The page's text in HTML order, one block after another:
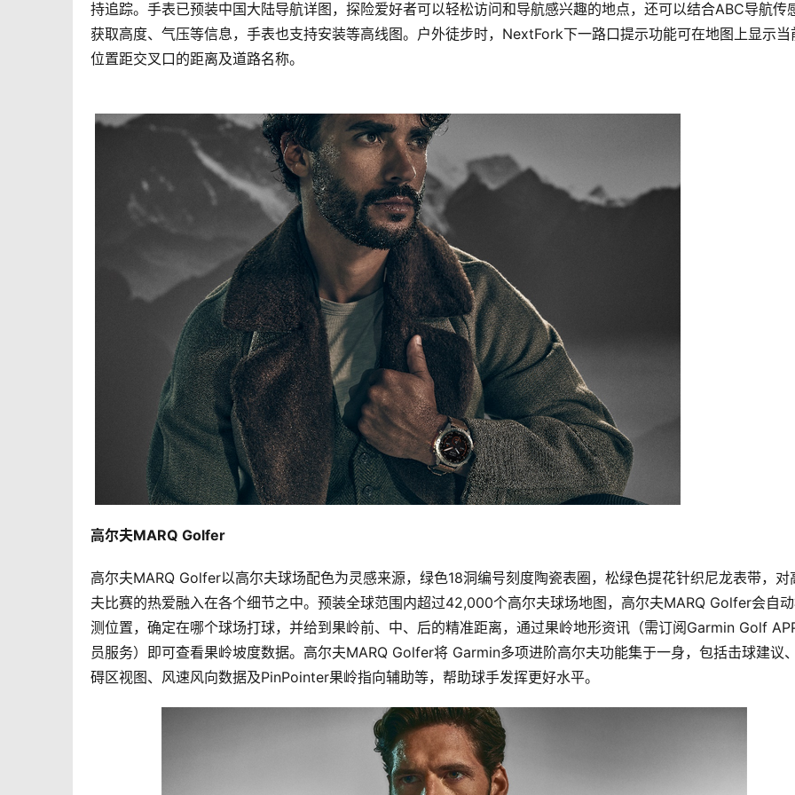
持追踪。手表已预装中国大陆导航详图，探险爱好者可以轻松访问和导航感兴趣的地点，还可以结合ABC导航传
获取高度、气压等信息，手表也支持安装等高线图。户外徒步时，NextFork下一路口提示功能可在地图上显示当
位置距交叉口的距离及道路名称。
高尔夫MARQ Golfer
高尔夫MARQ Golfer以高尔夫球场配色为灵感来源，绿色18洞编号刻度陶瓷表圈，松绿色提花针织尼龙表带，对
夫比赛的热爱融入在各个细节之中。预装全球范围内超过42,000个高尔夫球场地图，高尔夫MARQ Golfer会自
测位置，确定在哪个球场打球，并给到果岭前、中、后的精准距离，通过果岭地形资讯（需订阅Garmin Golf
员服务）即可查看果岭坡度数据。高尔夫MARQ Golfer将 Garmin多项进阶高尔夫功能集于一身，包括击球建议
碍区视图、风速风向数据及PinPointer果岭指向辅助等，帮助球手发挥更好水平。